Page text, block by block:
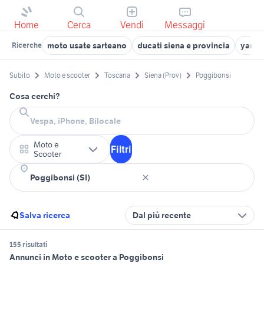
Home Cerca Vendi Messaggi
Ricerche moto usate sarteano ducati siena e provincia
Subito Moto e scooter Toscana Siena (Prov) Poggibonsi
Cosa cerchi?
Moto e
Scooter
Filtri
Salva ricerca Dal più recente
155 risultati
Annunci in Moto e scooter a Poggibonsi